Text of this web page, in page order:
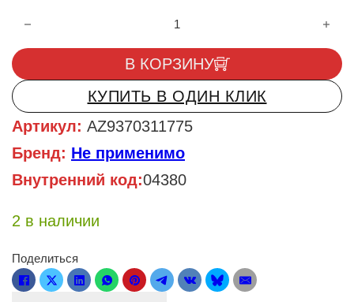
и
з
5
Количество товара Кардан HOWO T5G/SITRAK приводной
В КОРЗИНУ
КУПИТЬ В ОДИН КЛИК
Артикул: AZ9370311775
Бренд: Не применимо
Внутренний код:04380
2 в наличии
Поделиться